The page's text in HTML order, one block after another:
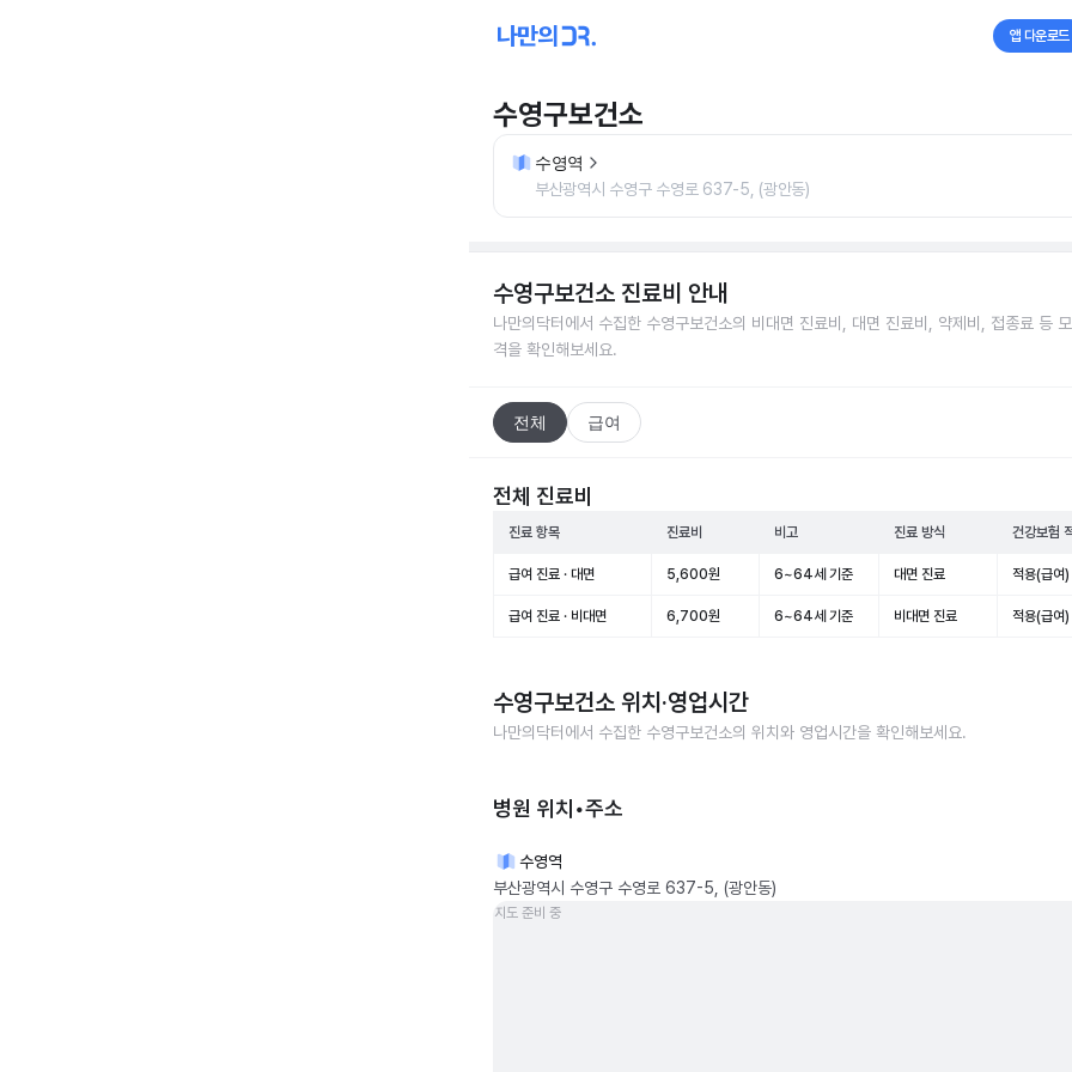
앱 다운로드
수영구보건소
수영역
부산광역시 수영구 수영로 637-5, (광안동)
수영구보건소 진료비 안내
나만의닥터에서 수집한 수영구보건소의 비대면 진료비, 대면 진료비, 약제비, 접종료 등
격을 확인해보세요.
전체 급여
전체 진료비
진료 항목 진료비 비고 진료 방식 건강보험
급여 진료 · 대면 5,600원 6~64세 기준 대면 진료 적용(급여)
급여 진료 · 비대면 6,700원 6~64세 기준 비대면 진료 적용(급여)
수영구보건소 위치·영업시간
나만의닥터에서 수집한 수영구보건소의 위치와 영업시간을 확인해보세요.
병원 위치•주소
수영역
부산광역시 수영구 수영로 637-5, (광안동)
지도 준비 중